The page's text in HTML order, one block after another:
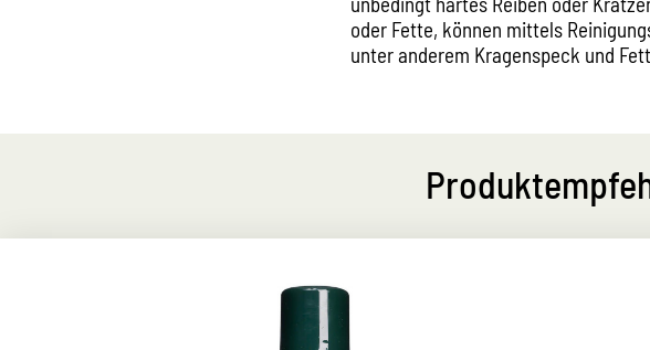
oder Fette, können mittels
unter anderem Kragenspeck und